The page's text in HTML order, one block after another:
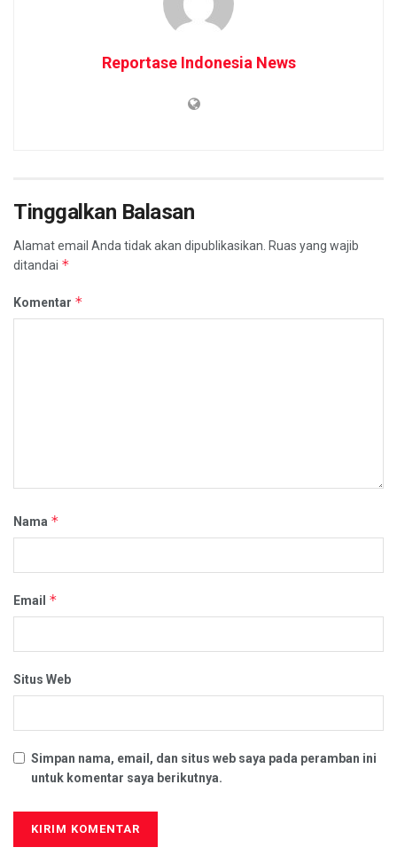
Reportase Indonesia News
Tinggalkan Balasan
Alamat email Anda tidak akan dipublikasikan. Ruas yang wajib
ditandai *
Komentar *
Nama *
Email *
Situs Web
Simpan nama, email, dan situs web saya pada peramban ini
untuk komentar saya berikutnya.